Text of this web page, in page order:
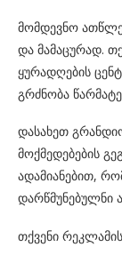
მომდევნო
და მამაცურად.
ყურადღების
გრძნობა
დასახეთ
მოქმედებების
ადამიანებით,
დარწმუნებულნი
თქვენი